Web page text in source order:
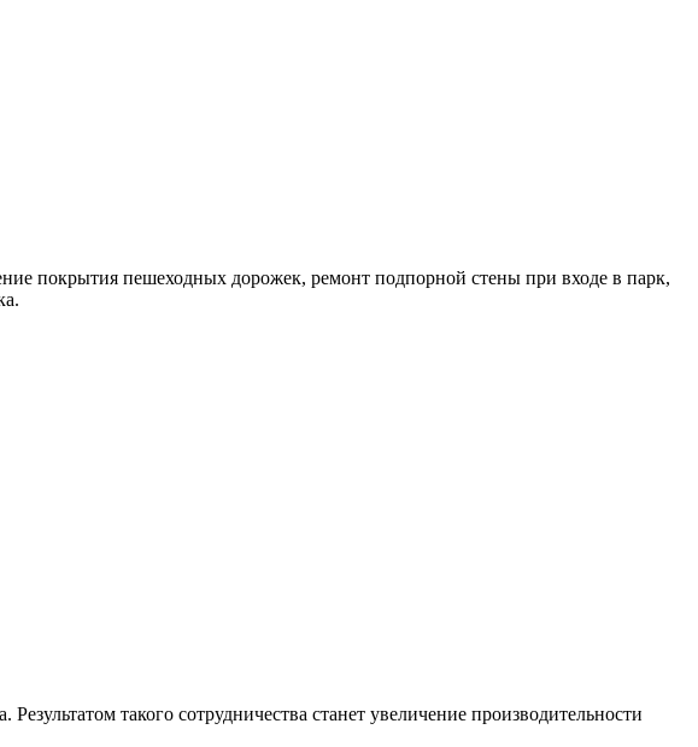
покрытия пешеходных дорожек, ремонт подпорной стены при входе в парк,
такого сотрудничества станет увеличение производительности